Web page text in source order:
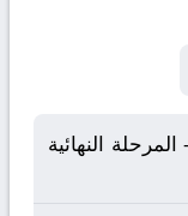
النهائية